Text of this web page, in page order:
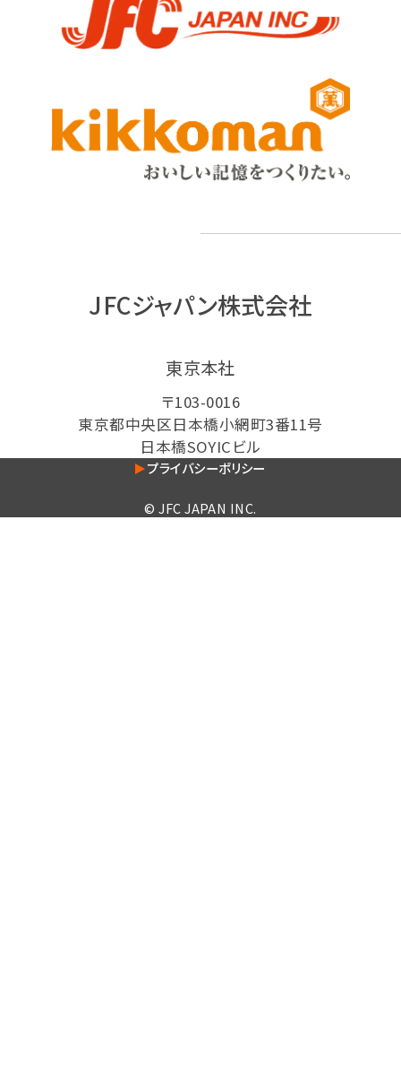
JFCジャパン株式会社
東京本社
〒103-0016
東京都中央区日本橋小網町3番11号
日本橋SOYICビル
プライバシーポリシー
© JFC JAPAN INC.